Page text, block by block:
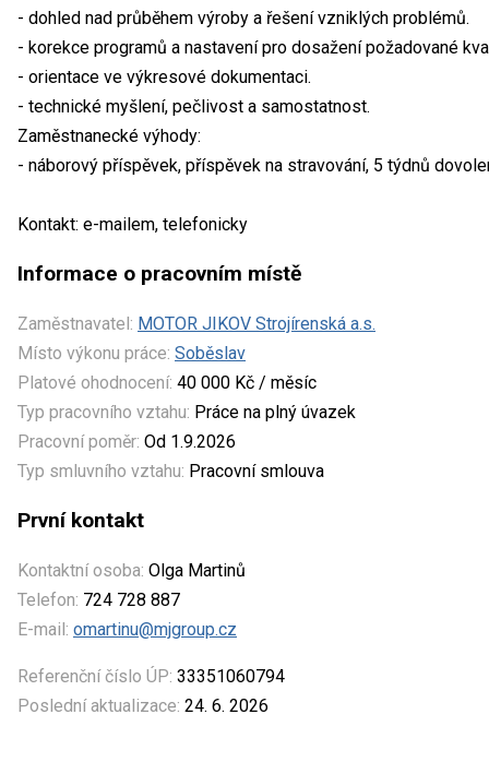
- dohled nad průběhem výroby a řešení vzniklých problémů.
- korekce programů a nastavení pro dosažení požadované
- orientace ve výkresové dokumentaci.
- technické myšlení, pečlivost a samostatnost.
Zaměstnanecké výhody:
- náborový příspěvek, příspěvek na stravování, 5 týdnů
Kontakt: e-mailem, telefonicky
Informace o pracovním místě
Zaměstnavatel: MOTOR JIKOV Strojírenská a.s.
Místo výkonu práce: Soběslav
Platové ohodnocení: 40 000 Kč / měsíc
Typ pracovního vztahu: Práce na plný úvazek
Pracovní poměr: Od 1.9.2026
Typ smluvního vztahu: Pracovní smlouva
První kontakt
Kontaktní osoba: Olga Martinů
Telefon: 724 728 887
E-mail: omartinu@mjgroup.cz
Referenční číslo ÚP: 33351060794
Poslední aktualizace: 24. 6. 2026